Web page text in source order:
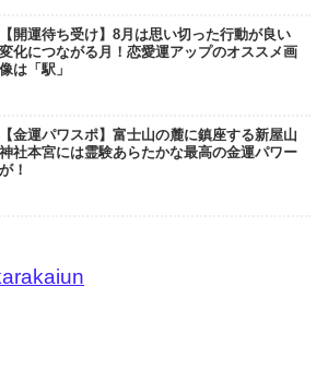
【開運待ち受け】8月は思い切った行動が良い
変化につながる月！恋愛運アップのオススメ画
像は「駅」
【金運パワスポ】富士山の麓に鎮座する新屋山
神社本宮には霊験あらたかな最高の金運パワー
が！